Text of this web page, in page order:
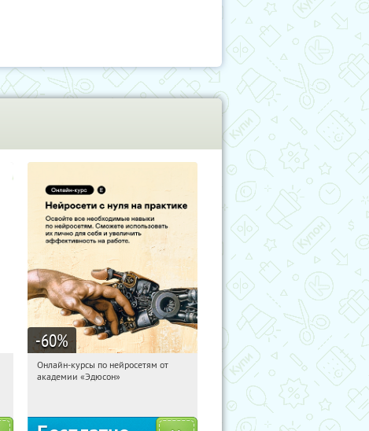
-60%
05:13:02 Получили:
Онлайн-курсы по нейросетям от
академии «Эдюсон»